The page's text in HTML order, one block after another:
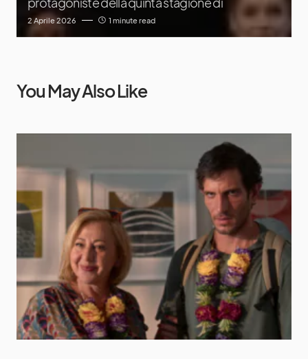
2 Aprile 2026 1 minute read
You May Also Like